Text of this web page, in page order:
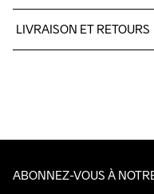
LIVRAISON ET RETOURS
ABONNEZ-VOUS À